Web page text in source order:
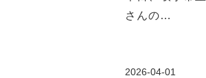
さんの…
2026-04-01